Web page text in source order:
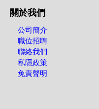
關於我們
公司簡介
職位招聘
聯絡我們
私隱政策
免責聲明